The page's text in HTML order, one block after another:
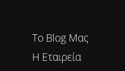
To Blog Μας
Η Εταιρεία